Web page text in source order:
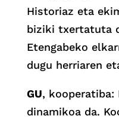
Historiaz eta
biziki txertatuta
Etengabeko
dugu herriaren
GU,
dinamikoa da.